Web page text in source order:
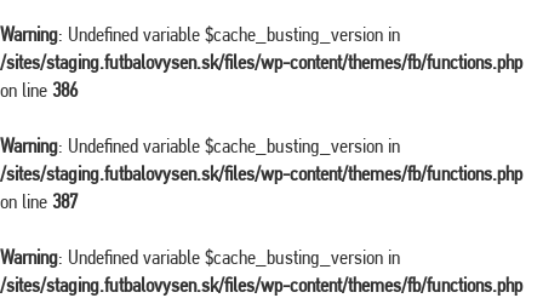
Warning: Undefined variable $cache_busting_version in
/sites/staging.futbalovysen.sk/files/wp-content/themes/fb/functions.php
on line 386
Warning: Undefined variable $cache_busting_version in
/sites/staging.futbalovysen.sk/files/wp-content/themes/fb/functions.php
on line 387
Warning: Undefined variable $cache_busting_version in
/sites/staging.futbalovysen.sk/files/wp-content/themes/fb/functions.php